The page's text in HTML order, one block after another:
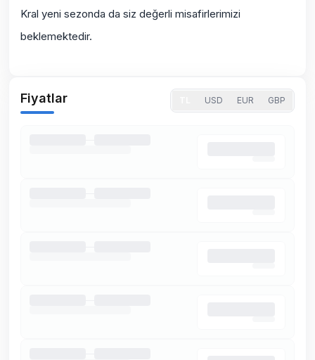
Kral yeni sezonda da siz değerli misafirlerimizi
beklemektedir.
Fiyatlar USD EUR GBP